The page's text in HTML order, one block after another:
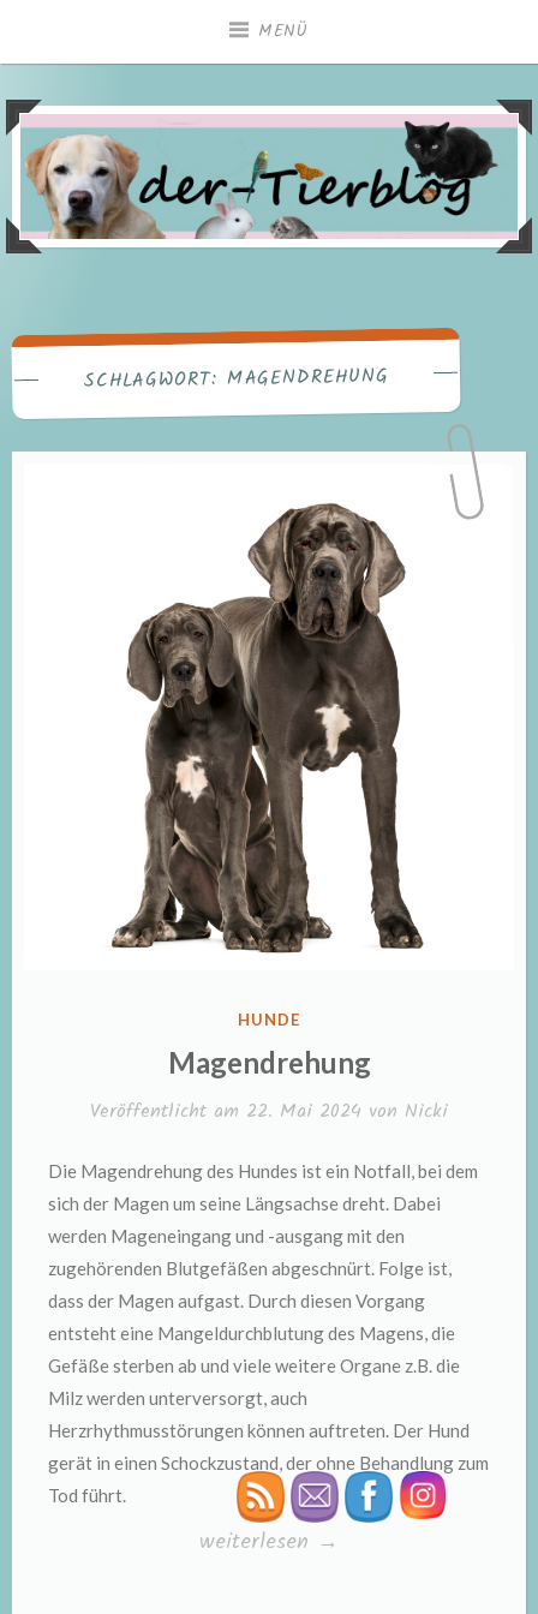
MENÜ
SCHLAGWORT: MAGENDREHUNG
VERÖFFENTLICHT
HUNDE
Magendrehung
Veröffentlicht am 22. Mai 2024 von Nicki
Die Magendrehung des Hundes ist ein Notfall, bei dem
sich der Magen um seine Längsachse dreht. Dabei
werden Mageneingang und -ausgang mit den
zugehörenden Blutgefäßen abgeschnürt. Folge ist,
dass der Magen aufgast. Durch diesen Vorgang
entsteht eine Mangeldurchblutung des Magens, die
Gefäße sterben ab und viele weitere Organe z.B. die
Milz werden unterversorgt, auch
Herzrhythmusstörungen können auftreten. Der Hund
gerät in einen Schockzustand, der ohne Behandlung zum
Tod führt.
„Magendrehung“
weiterlesen →